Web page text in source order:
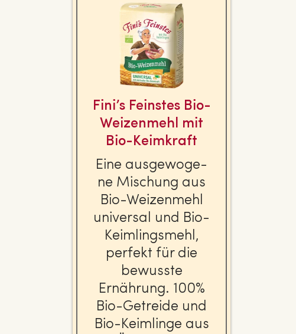
Fini’s Feinstes Bio-
Wei­zen­mehl mit
Bio-Keimkraft
Eine aus­ge­wo­ge­
ne Mischung aus
Bio-Wei­zen­mehl
universal und Bio-
Keim­lings­mehl,
perfekt für die
bewusste
Ernährung. 100%
Bio-Getreide und
Bio-Keimlinge aus